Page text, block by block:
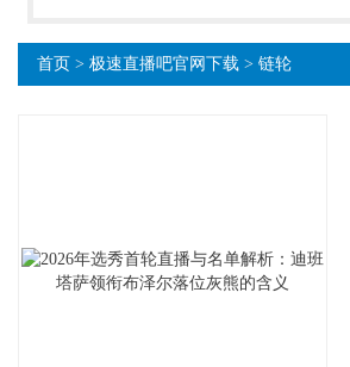
首页 > 极速直播吧官网下载 > 链轮